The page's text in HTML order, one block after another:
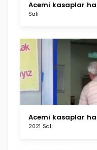
Acemi kasaplar
Salı
Acemi kasaplar
2021 Salı